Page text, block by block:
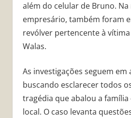
além do celular de Bruno.
empresário, também foram
revólver pertencente à
Walas.
As investigações seguem em
buscando esclarecer todos
tragédia que abalou a
local. O caso levanta